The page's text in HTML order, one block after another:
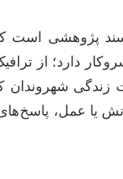
سند پژوهشی
دارد؛ از
زندگی
عمل، پاسخ‌های